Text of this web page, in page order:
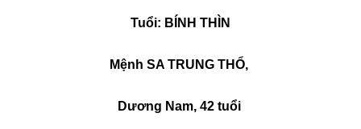
Tuổi: BÍNH THÌN
Mệnh SA TRUNG THỔ,
Dương Nam, 42 tuổi